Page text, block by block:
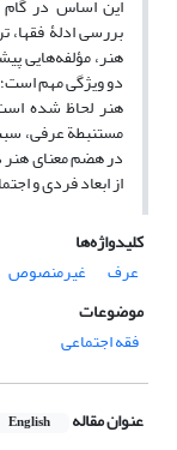
این اساس در
بررسی ادلۀ فقها،
هنر، مؤلفه‌هایی
دو ویژگی مهم
هنر لحاظ شده
مستنبطة عرفی،
در هضم معنای هنر
از ابعاد فردی و
کلیدواژه‌ها
عرف
غیرمنصوص
موضوعات
فقه اجتماعی
عنوان مقاله English